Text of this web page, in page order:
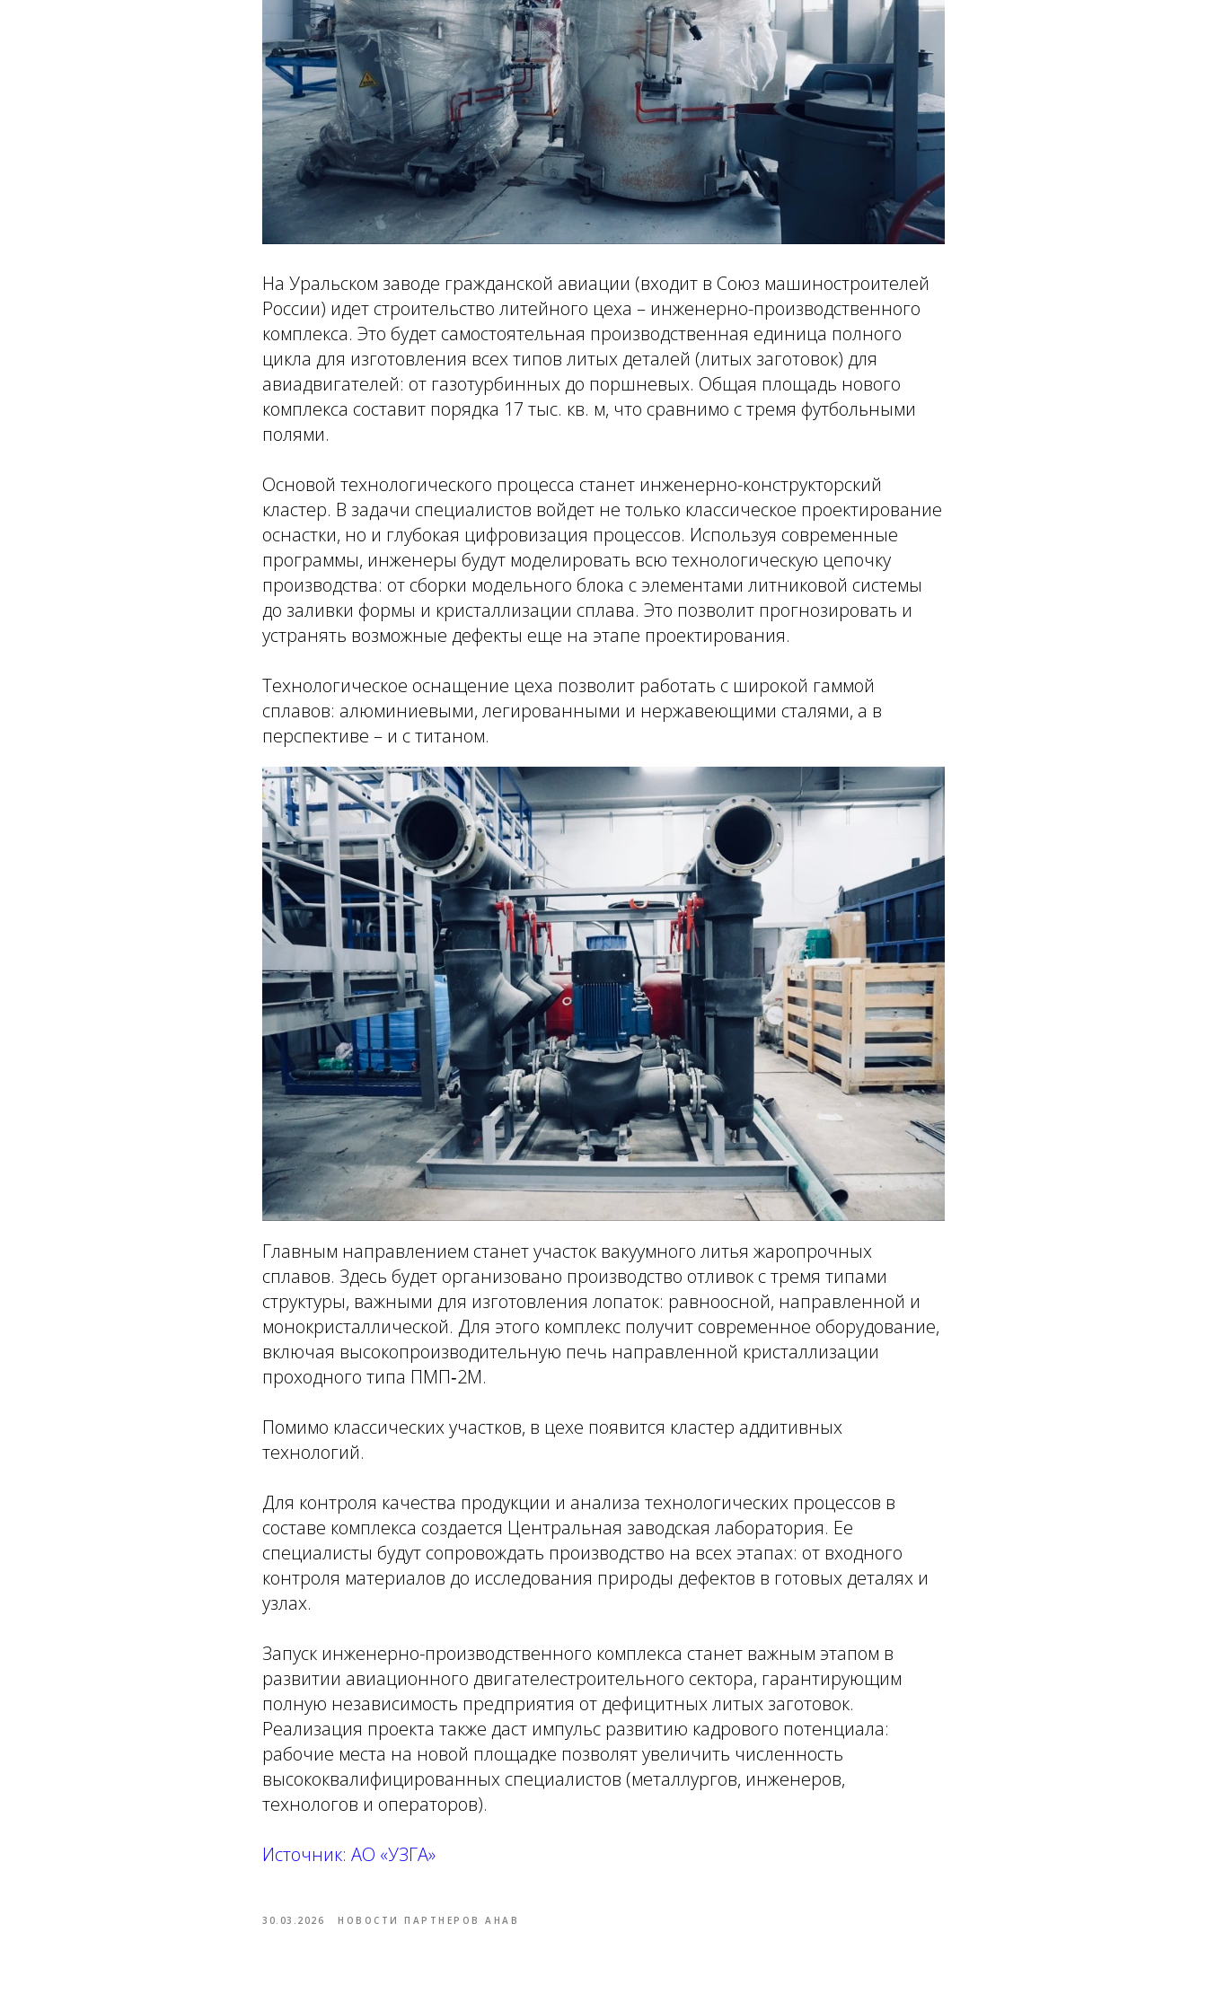
На Уральском заводе гражданской авиации (входит в Союз машиностроителей
России) идет строительство литейного цеха – инженерно-производственного
комплекса. Это будет самостоятельная производственная единица полного
цикла для изготовления всех типов литых деталей (литых заготовок) для
авиадвигателей: от газотурбинных до поршневых. Общая площадь нового
комплекса составит порядка 17 тыс. кв. м, что сравнимо с тремя футбольными
полями.
Основой технологического процесса станет инженерно-конструкторский
кластер. В задачи специалистов войдет не только классическое проектирование
оснастки, но и глубокая цифровизация процессов. Используя современные
программы, инженеры будут моделировать всю технологическую цепочку
производства: от сборки модельного блока с элементами литниковой системы
до заливки формы и кристаллизации сплава. Это позволит прогнозировать и
устранять возможные дефекты еще на этапе проектирования.
Технологическое оснащение цеха позволит работать с широкой гаммой
сплавов: алюминиевыми, легированными и нержавеющими сталями, а в
перспективе – и с титаном.
Главным направлением станет участок вакуумного литья жаропрочных
сплавов. Здесь будет организовано производство отливок с тремя типами
структуры, важными для изготовления лопаток: равноосной, направленной и
монокристаллической. Для этого комплекс получит современное оборудование,
включая высокопроизводительную печь направленной кристаллизации
проходного типа ПМП‑2М.
Помимо классических участков, в цехе появится кластер аддитивных
технологий.
Для контроля качества продукции и анализа технологических процессов в
составе комплекса создается Центральная заводская лаборатория. Ее
специалисты будут сопровождать производство на всех этапах: от входного
контроля материалов до исследования природы дефектов в готовых деталях и
узлах.
Запуск инженерно-производственного комплекса станет важным этапом в
развитии авиационного двигателестроительного сектора, гарантирующим
полную независимость предприятия от дефицитных литых заготовок.
Реализация проекта также даст импульс развитию кадрового потенциала:
рабочие места на новой площадке позволят увеличить численность
высококвалифицированных специалистов (металлургов, инженеров,
технологов и операторов).
Источник: АО «УЗГА»
30.03.2026 НОВОСТИ ПАРТНЕРОВ АНАВ